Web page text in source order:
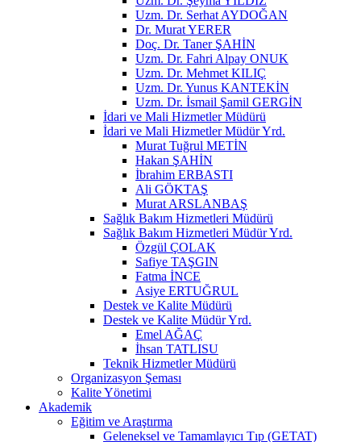
Uzm. Dr. Serhat AYDOĞAN
Dr. Murat YERER
Doç. Dr. Taner ŞAHİN
Uzm. Dr. Fahri Alpay ONUK
Uzm. Dr. Mehmet KILIÇ
Uzm. Dr. Yunus KANTEKİN
Uzm. Dr. İsmail Şamil GERGİN
İdari ve Mali Hizmetler Müdürü
İdari ve Mali Hizmetler Müdür Yrd.
Murat Tuğrul METİN
Hakan ŞAHİN
İbrahim ERBASTI
Ali GÖKTAŞ
Murat ARSLANBAŞ
Sağlık Bakım Hizmetleri Müdürü
Sağlık Bakım Hizmetleri Müdür Yrd.
Özgül ÇOLAK
Safiye TAŞGIN
Fatma İNCE
Asiye ERTUĞRUL
Destek ve Kalite Müdürü
Destek ve Kalite Müdür Yrd.
Emel AĞAÇ
İhsan TATLISU
Teknik Hizmetler Müdürü
Organizasyon Şeması
Kalite Yönetimi
Akademik
Eğitim ve Araştırma
Geleneksel ve Tamamlayıcı Tıp (GETAT)